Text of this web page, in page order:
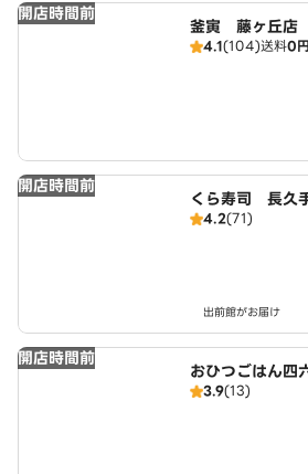
開店時間前
釜寅 藤ヶ丘店
4.1(104)送料0円
開店時間前
くら寿司 長久
4.2(71)
出前館がお届け
開店時間前
おひつごはん
長久手店
3.9(13)